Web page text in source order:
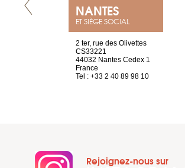
NANTES
ET SIÈGE SOCIAL
2 ter, rue des Olivettes
CS33221
44032 Nantes Cedex 1
France
Tel : +33 2 40 89 98 10
Rejoignez-nous sur